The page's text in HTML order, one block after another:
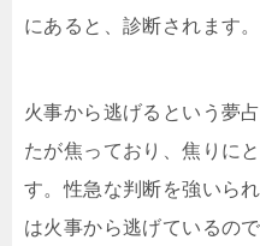
にあると、診断されます。
火事から逃げるという夢
たが焦っており、焦りに
す。性急な判断を強いら
は火事から逃げているの